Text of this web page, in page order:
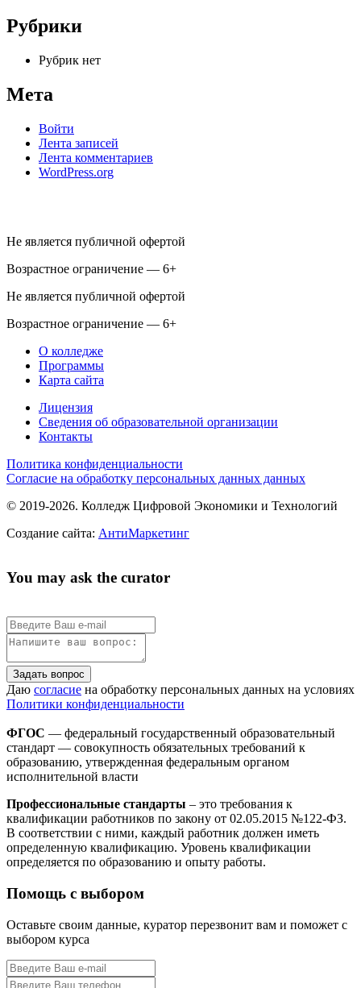
Рубрики
Рубрик нет
Мета
Войти
Лента записей
Лента комментариев
WordPress.org
Не является публичной офертой
Возрастное ограничение — 6+
Не является публичной офертой
Возрастное ограничение — 6+
О колледже
Программы
Карта сайта
Лицензия
Сведения об образовательной организации
Контакты
Политика конфиденциальности
Согласие на обработку персональных данных данных
© 2019-2026. Колледж Цифровой Экономики и Технологий
Создание сайта: АнтиМаркетинг
You may ask the curator
Задать вопрос
Даю согласие на обработку персональных данных на условиях
Политики конфиденциальности
ФГОС — федеральный государственный образовательный
стандарт — совокупность обязательных требований к
образованию, утвержденная федеральным органом
исполнительной власти
Профессиональные стандарты – это требования к
квалификации работников по закону от 02.05.2015 №122-ФЗ.
В соответствии с ними, каждый работник должен иметь
определенную квалификацию. Уровень квалификации
определяется по образованию и опыту работы.
Помощь с выбором
Оставьте своим данные, куратор перезвонит вам и поможет с
выбором курса